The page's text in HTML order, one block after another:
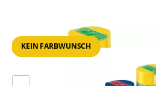
Bildergalerie überspringen
KEIN FARBWUNSCH